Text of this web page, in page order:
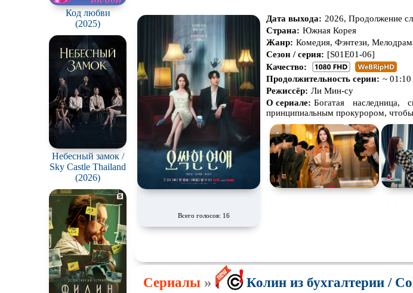
Код любви
(2025)
Небесный замок /
Sky Castle Thailand
(2026)
В ожидании
Всего голосов: 16
Дата выхода: 2026, Продолжение
Страна: Южная Корея
Жанр: Комедия, Фэнтези,
Сезон / серия: [S01E01-06]
Качество:
Продолжительность серии: ~ 01:10
Режиссёр: Ли Мин-су
О сериале: Богатая наследница,
принципиальным прокурором,
Сериалы »
Колин из бухгалтерии /